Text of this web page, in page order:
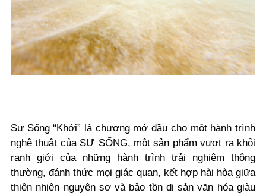
Sự Sống “Khởi” là chương mở đầu cho một hành trình
nghệ thuật của SỰ SỐNG, một sản phẩm vượt ra khỏi
ranh giới của những hành trình trải nghiệm thông
thường, đánh thức mọi giác quan, kết hợp hài hòa giữa
thiên nhiên nguyên sơ và bảo tồn di sản văn hóa giàu